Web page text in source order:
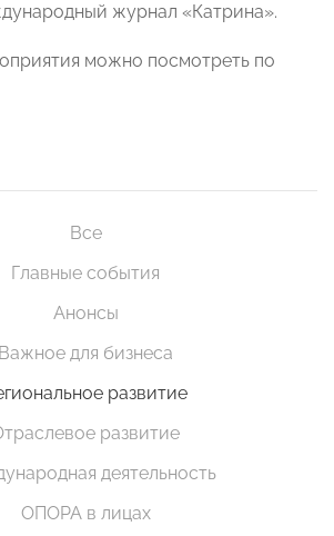
журнал «Катрина».
можно посмотреть по
Все
Главные события
Анонсы
Важное для бизнеса
развитие
развитие
деятельность
ОПОРА в лицах